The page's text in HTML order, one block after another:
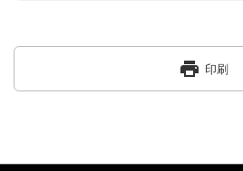
print 印刷